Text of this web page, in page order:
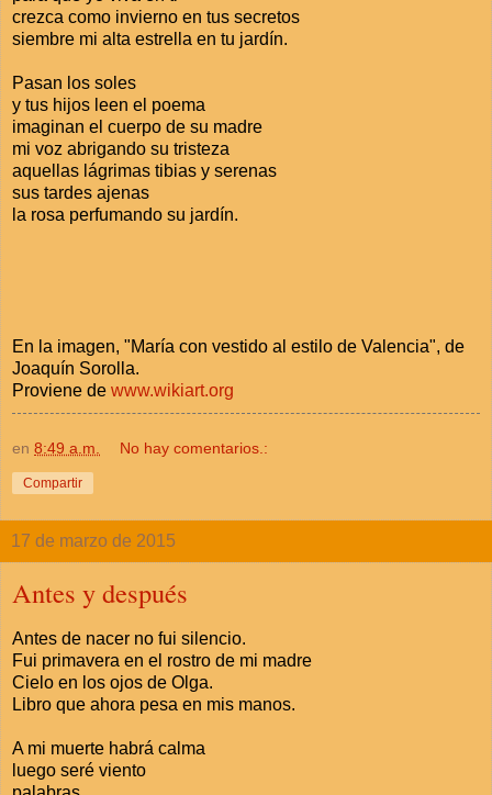
crezca como invierno en tus secretos
siembre mi alta estrella en tu jardín.
Pasan los soles
y tus hijos leen el poema
imaginan el cuerpo de su madre
mi voz abrigando su tristeza
aquellas lágrimas tibias y serenas
sus tardes ajenas
la rosa perfumando su jardín.
En la imagen, "María con vestido al estilo de Valencia", de
Joaquín Sorolla.
Proviene de www.wikiart.org
en 8:49 a.m. No hay comentarios.:
Compartir
17 de marzo de 2015
Antes y después
Antes de nacer no fui silencio.
Fui primavera en el rostro de mi madre
Cielo en los ojos de Olga.
Libro que ahora pesa en mis manos.
A mi muerte habrá calma
luego seré viento